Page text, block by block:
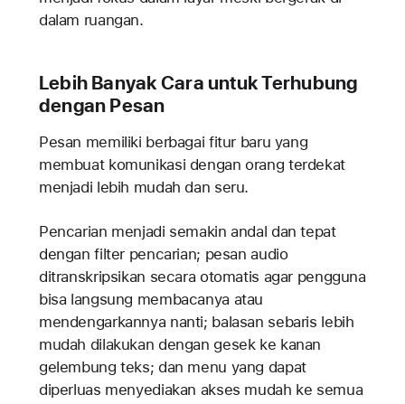
dalam ruangan.
Lebih Banyak Cara untuk Terhubung
dengan Pesan
Pesan memiliki berbagai fitur baru yang
membuat komunikasi dengan orang terdekat
menjadi lebih mudah dan seru.
Pencarian menjadi semakin andal dan tepat
dengan filter pencarian; pesan audio
ditranskripsikan secara otomatis agar pengguna
bisa langsung membacanya atau
mendengarkannya nanti; balasan sebaris lebih
mudah dilakukan dengan gesek ke kanan
gelembung teks; dan menu yang dapat
diperluas menyediakan akses mudah ke semua